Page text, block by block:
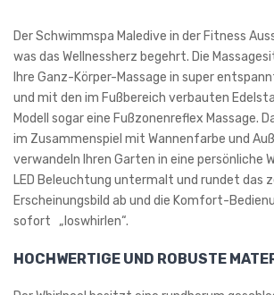
Der Schwimmspa Maledive in der Fitness
was das Wellnessherz begehrt. Die
Ihre Ganz-Körper-Massage in super
und mit den im Fußbereich verbauten
Modell sogar eine Fußzonenreflex Massage.
im Zusammenspiel mit Wannenfarbe und
verwandeln Ihren Garten in eine persönliche
LED Beleuchtung untermalt und rundet das
Erscheinungsbild ab und die Komfort-
sofort „loswhirlen“.
HOCHWERTIGE UND ROBUSTE